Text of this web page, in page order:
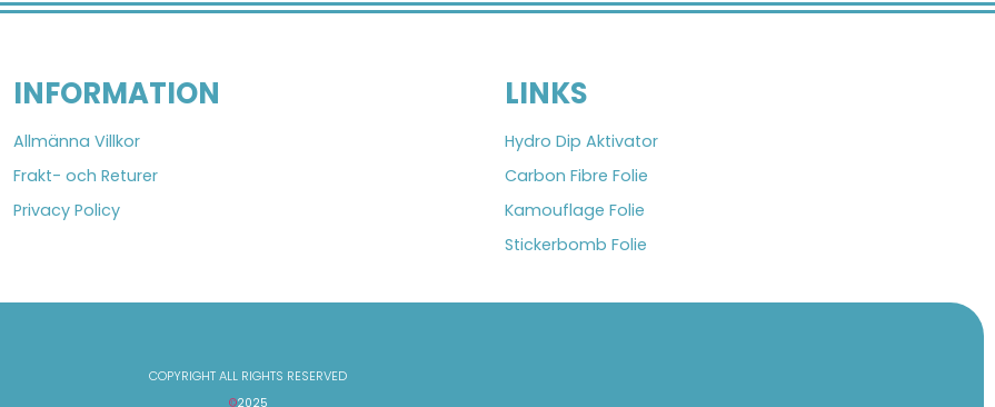
INFORMATION
Allmänna Villkor
Frakt- och Returer
Privacy Policy
LINKS
Hydro Dip Aktivator
Carbon Fibre Folie
Kamouflage Folie
Stickerbomb Folie
COPYRIGHT ALL RIGHTS RESERVED
©2025